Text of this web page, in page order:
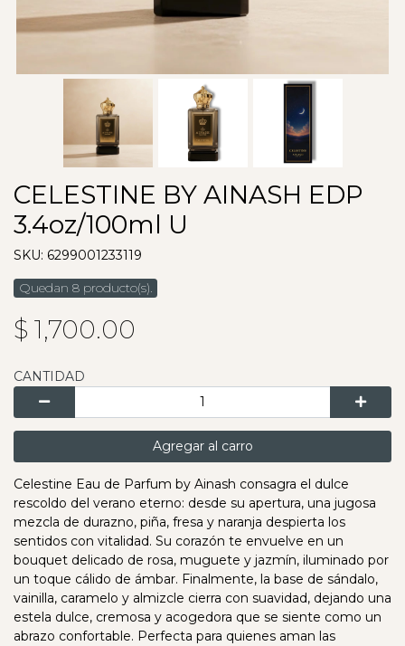
CELESTINE BY AINASH EDP
3.4oz/100ml U
SKU: 6299001233119
Quedan 8 producto(s).
$ 1,700.00
CANTIDAD
Agregar al carro
Celestine Eau de Parfum by Ainash consagra el dulce
rescoldo del verano eterno: desde su apertura, una jugosa
mezcla de durazno, piña, fresa y naranja despierta los
sentidos con vitalidad. Su corazón te envuelve en un
bouquet delicado de rosa, muguete y jazmín, iluminado por
un toque cálido de ámbar. Finalmente, la base de sándalo,
vainilla, caramelo y almizcle cierra con suavidad, dejando una
estela dulce, cremosa y acogedora que se siente como un
abrazo confortable. Perfecta para quienes aman las